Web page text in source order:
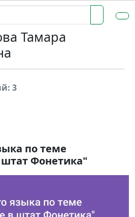
Тамара
3
по теме
Фонетика"